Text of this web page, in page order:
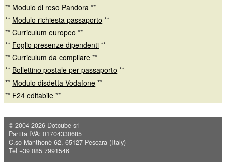
** Modulo di reso Pandora **
** Modulo richiesta passaporto **
**Curriculum europeo **
** Foglio presenze dipendenti **
**Curriculum da compilare **
** Bollettino postale per passaporto **
** Modulo disdetta Vodafone **
** F24 editabile **
© 2004-2026 Dotcube srl
Partita IVA: 01704330685
C.so Manthonè 62, 65127 Pescara (Italy)
Tel +39 085 7991546